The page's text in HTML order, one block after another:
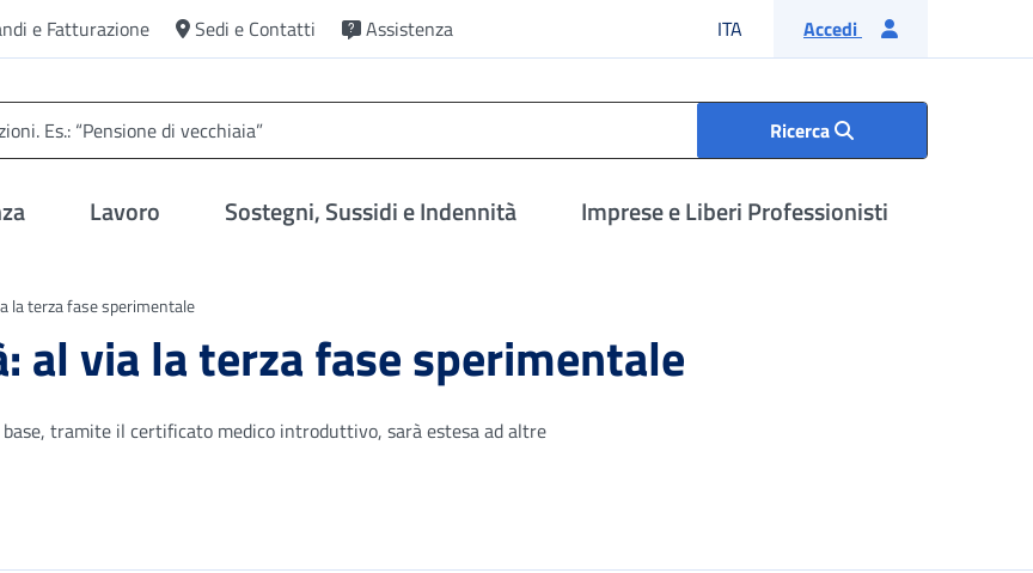
e Fatturazione Sedi e Contatti Assistenza ITA Lingua italiana
Accedi
Ricerca
Lavoro Sostegni, Sussidi e Indennità Imprese e Liberi Professionisti
la terza fase sperimentale
al via la terza fase sperimentale
tramite il certificato medico introduttivo, sarà estesa ad altre